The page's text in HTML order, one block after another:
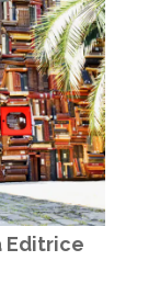
Editrice